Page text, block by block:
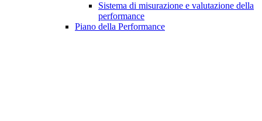
Sistema di misurazione e valutazione della
performance
Piano della Performance